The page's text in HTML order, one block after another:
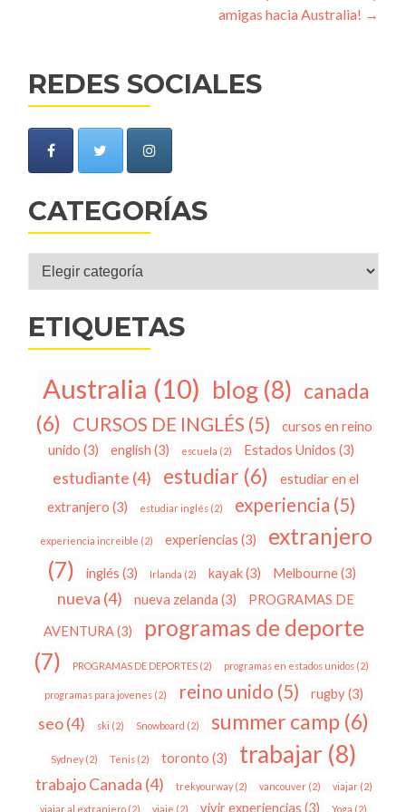
amigas hacia Australia! →
REDES SOCIALES
CATEGORÍAS
Categorías
ETIQUETAS
Australia (10) blog(8) canada
(6)
CURSOS DE INGLÉS (5)
cursos en reino
unido (3) english (3) escuela (2) Estados Unidos (3)
estudiante (4) estudiar (6)
estudiar en el
extranjero (3) estudiar inglés (2) experiencia (5)
experiencia increible (2) experiencias (3)
extranjero
(7)
inglés (3) Irlanda (2) kayak(3) Melbourne(3)
nueva (4) nueva zelanda (3) PROGRAMAS DE
AVENTURA(3)
programas de deporte
(7)
PROGRAMAS DE DEPORTES (2) programas en estados unidos (2)
programas para jovenes(2) reino unido (5) rugby(3)
seo(4) ski (2) Snowboard (2) summer camp (6)
Sydney(2) Tenis (2) toronto (3) trabajar (8)
trabajo Canada (4) trekyourway(2) vancouver(2) viajar(2)
viajar al extranjero (2) viaje (2) vivir experiencias (3) Yoga (2)